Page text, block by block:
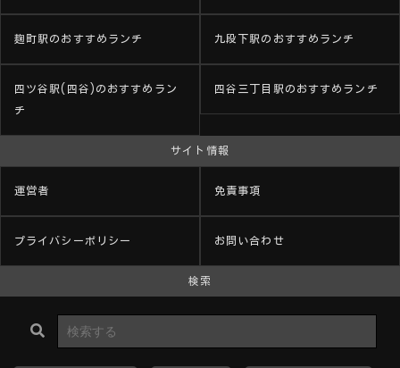
麹町駅のおすすめランチ 九段下駅のおすすめランチ
四ツ谷駅(四谷)のおすすめラン
チ
四谷三丁目駅のおすすめランチ
サイト情報
運営者 免責事項
プライバシーポリシー お問い合わせ
検索